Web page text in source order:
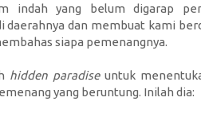
indah yang belum digarap
daerahnya dan membuat kami
siapa pemenangnya.
hidden paradiseuntuk
yang beruntung. Inilah dia: